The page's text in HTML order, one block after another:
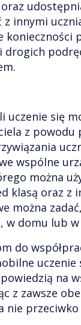
z innymi
konieczności
drogich
uczenie się
z powodu
wspólne
można
klasą oraz z
można
w domu lub
do
uczenie
na
z zawsze
nie przeciwko